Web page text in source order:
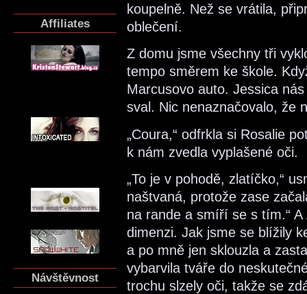
Affiliates
Návštěvnost
koupelně. Než se vrátila,
oblečení.
Z domu jsme všechny tři
tempo směrem ke škole.
Marcusovo auto. Jessica
sval. Nic nenaznačovalo, že
„Coura,“ odfrkla si Rosalie
k nám zvedla vyplašené oči.
„To je v pohodě, zlatíčko,“
naštvaná, protože zase
na rande a smíří se s tím.“ A
dimenzi. Jak jsme se blížily
a po mně jen sklouzla a
vybarvila tváře do
trochu slzely oči, takže se